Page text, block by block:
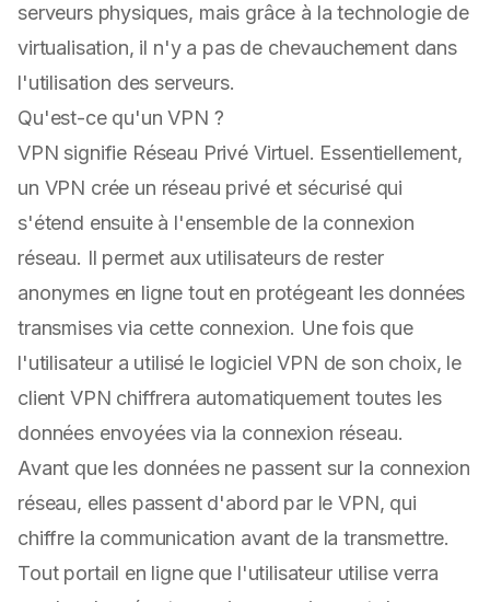
serveurs physiques, mais grâce à la technologie de
virtualisation, il n'y a pas de chevauchement dans
l'utilisation des serveurs.
Qu'est-ce qu'un VPN ?
VPN signifie Réseau Privé Virtuel. Essentiellement,
un VPN crée un réseau privé et sécurisé qui
s'étend ensuite à l'ensemble de la connexion
réseau. Il permet aux utilisateurs de rester
anonymes en ligne tout en protégeant les données
transmises via cette connexion. Une fois que
l'utilisateur a utilisé le logiciel VPN de son choix, le
client VPN chiffrera automatiquement toutes les
données envoyées via la connexion réseau.
Avant que les données ne passent sur la connexion
réseau, elles passent d'abord par le VPN, qui
chiffre la communication avant de la transmettre.
Tout portail en ligne que l'utilisateur utilise verra